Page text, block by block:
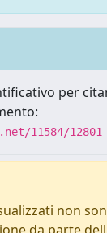
per
11584/12801
non